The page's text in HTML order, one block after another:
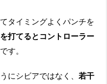
タイミングよくパンチを
打てるとコントローラー
す。
にシビアではなく、 若干